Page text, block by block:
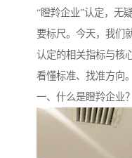
“瞪羚企业”认定，无
要标尺。今天，我们
认定的相关指标与核
看懂标准、找准方向。
一、什么是瞪羚企业？